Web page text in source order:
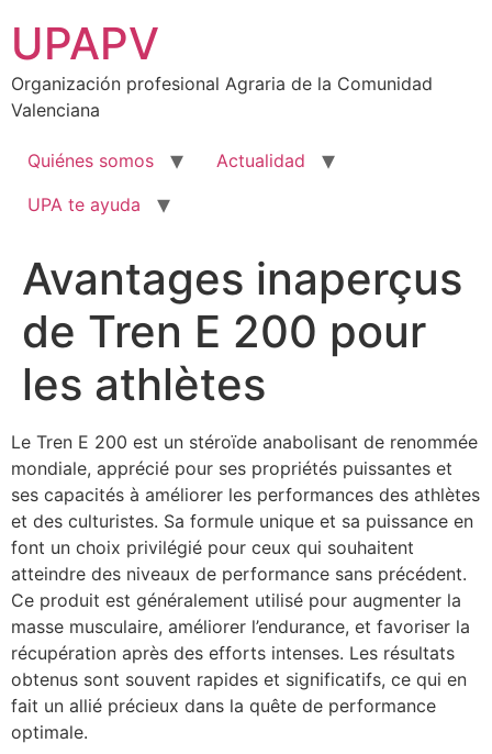
contenido
UPAPV
Organización profesional Agraria de la Comunidad
Valenciana
Quiénes somos
Actualidad
UPA te ayuda
Avantages inaperçus
de Tren E 200 pour
les athlètes
Le Tren E 200 est un stéroïde anabolisant de renommée
mondiale, apprécié pour ses propriétés puissantes et
ses capacités à améliorer les performances des athlètes
et des culturistes. Sa formule unique et sa puissance en
font un choix privilégié pour ceux qui souhaitent
atteindre des niveaux de performance sans précédent.
Ce produit est généralement utilisé pour augmenter la
masse musculaire, améliorer l’endurance, et favoriser la
récupération après des efforts intenses. Les résultats
obtenus sont souvent rapides et significatifs, ce qui en
fait un allié précieux dans la quête de performance
optimale.